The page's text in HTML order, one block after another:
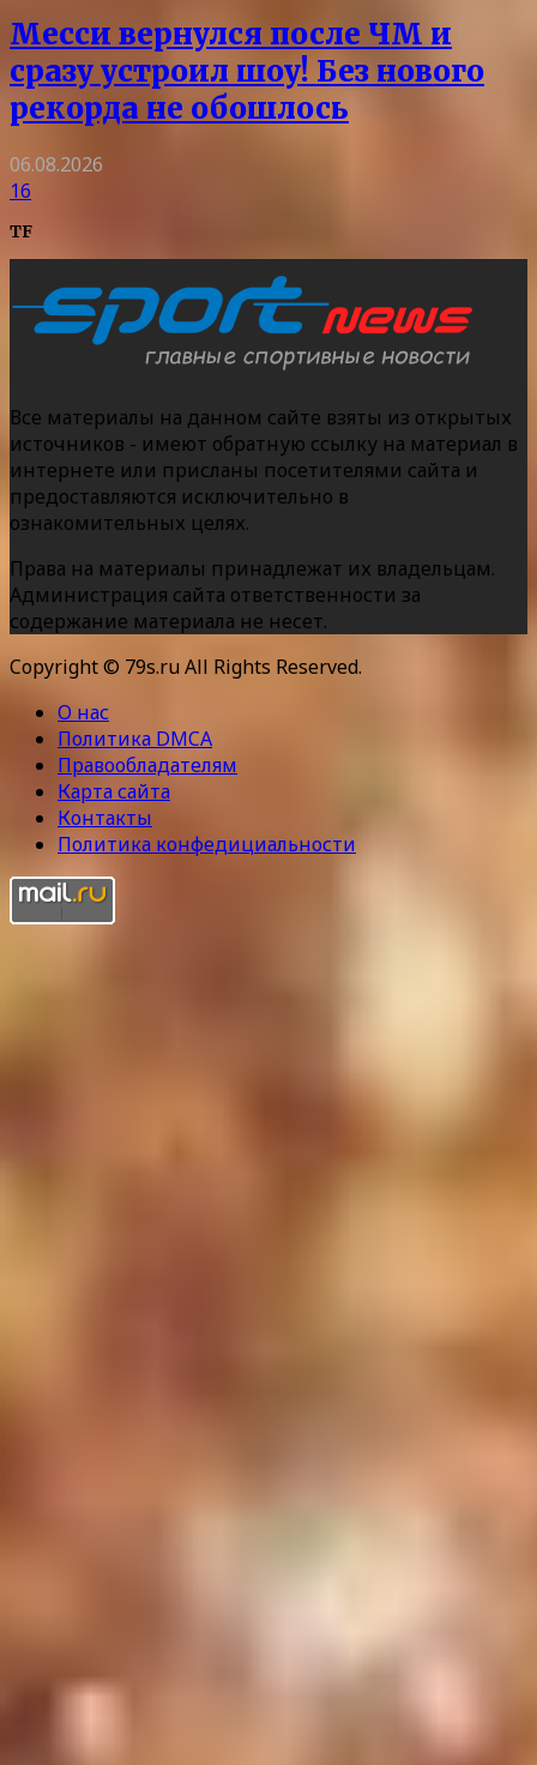
Месси вернулся после ЧМ и
сразу устроил шоу! Без нового
рекорда не обошлось
06.08.2026
16
TF
Все материалы на данном сайте взяты из открытых
источников - имеют обратную ссылку на материал в
интернете или присланы посетителями сайта и
предоставляются исключительно в
ознакомительных целях.
Права на материалы принадлежат их владельцам.
Администрация сайта ответственности за
содержание материала не несет.
Copyright © 79s.ru All Rights Reserved.
О нас
Политика DMCA
Правообладателям
Карта сайта
Контакты
Политика конфедициальности